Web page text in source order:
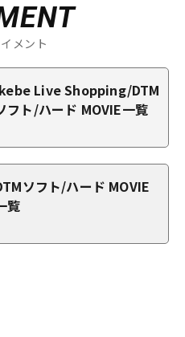
メント
Live Shopping/DTM
フト/ハード MOVIE一覧
ソフト/ハード MOVIE
覧